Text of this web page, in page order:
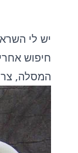
יש לי
חיפוש
המסלה,